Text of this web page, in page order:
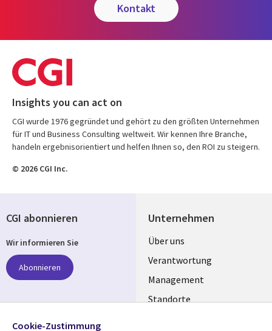
kontakt
Insights you can act on
CGI wurde 1976 gegründet und gehört zu den größten Unternehmen
für IT und Business Consulting weltweit. Wir kennen Ihre Branche,
handeln ergebnisorientiert und helfen Ihnen so, den ROI zu steigern.
© 2026 CGI Inc.
Unternehmen
Useful
links
GERMANY
Über uns
Verantwortung
Management
Standorte
CGI abonnieren
Wir informieren Sie
Abonnieren
Folgen Sie uns
Cookie-Zustimmung